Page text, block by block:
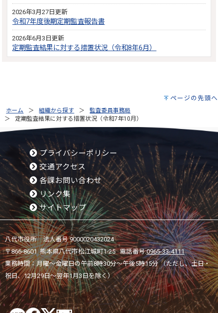
2026年3月27日更新
令和7年度後期定期監査報告書
2026年6月3日更新
定期監査結果に対する措置状況（令和8年6月）
ページの先頭へ
ホーム 組織から探す
監査委員事務局
定期監査結果に対する措置状況（令和7年10月）
プライバシーポリシー
交通アクセス
各課お問い合わせ
リンク集
サイトマップ
八代市役所 法人番号 9000020432024
〒866-8601 熊本県八代市松江城町1-25 電話番号:0965-33-4111
業務時間：月曜～金曜日の午前8時30分～午後5時15分 （ただし、土日・
祝日、12月29日～翌年1月3日を除く）